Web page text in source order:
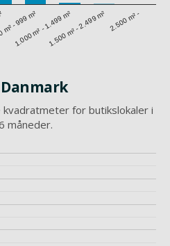
- 999 m²
1.000 m² - 1.499 m²1.500 m² - 2.499 m² 2.500 m² -
kvadratmeter for butikslokaler i
måneder.